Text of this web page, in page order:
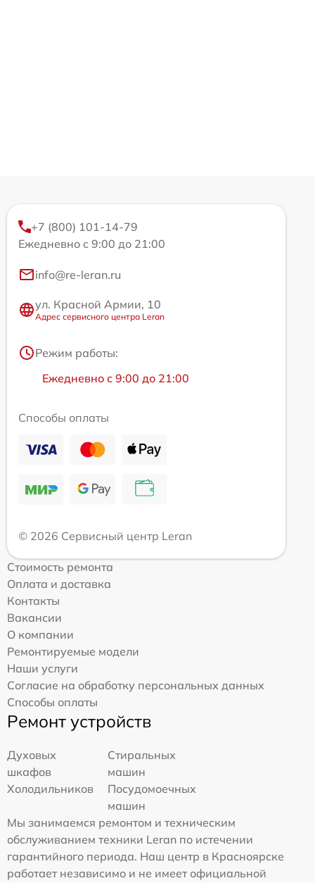
+7 (800) 101-14-79
Ежедневно с 9:00 до 21:00
info@re-leran.ru
ул. Красной Армии, 10
Адрес сервисного центра Leran
Режим работы:
Ежедневно с 9:00 до 21:00
Способы оплаты
© 2026 Сервисный центр Leran
Стоимость ремонта
Оплата и доставка
Контакты
Вакансии
О компании
Ремонтируемые модели
Наши услуги
Согласие на обработку персональных данных
Способы оплаты
Ремонт устройств
Духовых
шкафов
Стиральных
машин
Холодильников
Посудомоечных
машин
Мы занимаемся ремонтом и техническим
обслуживанием техники Leran по истечении
гарантийного периода. Наш центр в Красноярске
работает независимо и не имеет официальной